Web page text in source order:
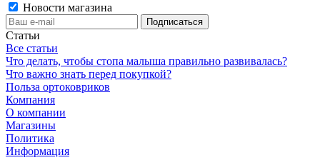
Новости магазина
Статьи
Все статьи
Что делать, чтобы стопа малыша правильно развивалась?
Что важно знать перед покупкой?
Польза ортоковриков
Компания
О компании
Магазины
Политика
Информация